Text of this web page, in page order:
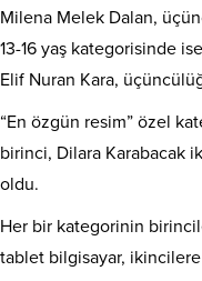
Milena Melek Dalan,
13-16 yaş kategorisinde
Elif Nuran Kara,
“En özgün resim” özel
birinci, Dilara Karabacak
oldu.
Her bir kategorinin
tablet bilgisayar,